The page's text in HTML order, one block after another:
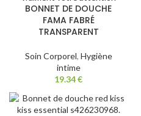
BONNET DE DOUCHE
FAMA FABRÉ
TRANSPARENT
Soin Corporel, Hygiène
intime
19.34€